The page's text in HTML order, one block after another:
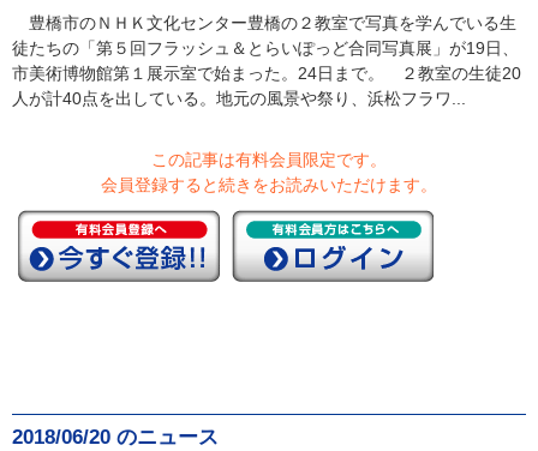
豊橋市のＮＨＫ文化センター豊橋の２教室で写真を学んでいる生
徒たちの「第５回フラッシュ＆とらいぽっど合同写真展」が19日、
市美術博物館第１展示室で始まった。24日まで。 ２教室の生徒20
人が計40点を出している。地元の風景や祭り、浜松フラワ...
この記事は有料会員限定です。
会員登録すると続きをお読みいただけます。
2018/06/20 のニュース